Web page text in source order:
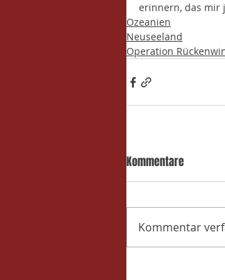
erinnern, das mir
Ozeanien
Neuseeland
Operation
Kommentare
Kommentar